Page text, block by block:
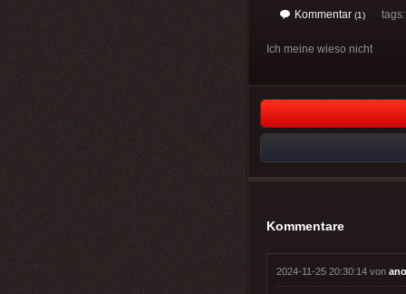
Kommentar (1) tags:
Ich meine wieso nicht
Kommentare
2024-11-25 20:30:14 von